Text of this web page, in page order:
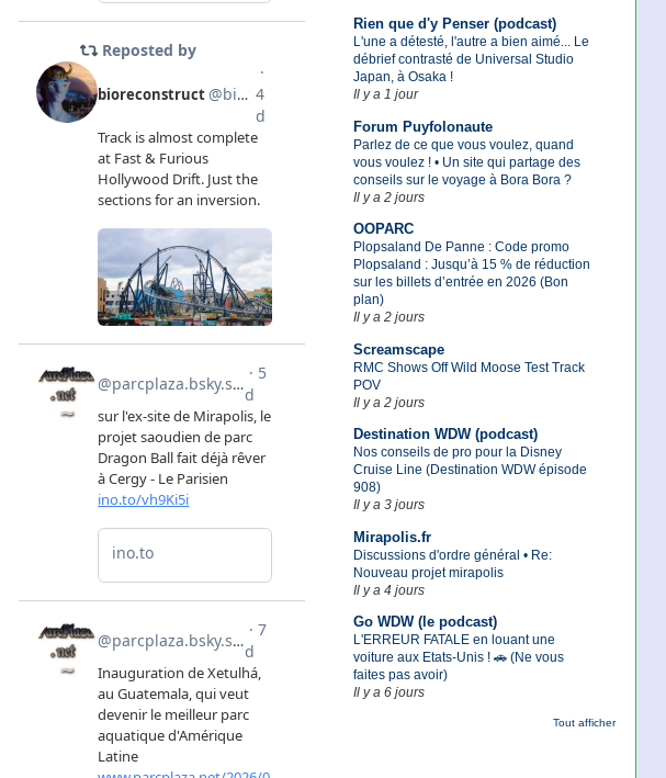
Rien que d'y Penser (podcast)
L'une a détesté, l'autre a bien aimé... Le
débrief contrasté de Universal Studio
Japan, à Osaka !
Il y a 1 jour
Forum Puyfolonaute
Parlez de ce que vous voulez, quand
vous voulez ! • Un site qui partage des
conseils sur le voyage à Bora Bora ?
Il y a 2 jours
OOPARC
Plopsaland De Panne : Code promo
Plopsaland : Jusqu’à 15 % de réduction
sur les billets d’entrée en 2026 (Bon
plan)
Il y a 2 jours
Screamscape
RMC Shows Off Wild Moose Test Track
POV
Il y a 2 jours
Destination WDW (podcast)
Nos conseils de pro pour la Disney
Cruise Line (Destination WDW épisode
908)
Il y a 3 jours
Mirapolis.fr
Discussions d'ordre général • Re:
Nouveau projet mirapolis
Il y a 4 jours
Go WDW (le podcast)
L'ERREUR FATALE en louant une
voiture aux Etats-Unis ! 🚗 (Ne vous
faites pas avoir)
Il y a 6 jours
Tout afficher